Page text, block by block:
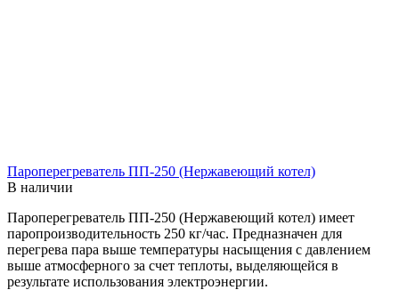
Пароперегреватель ПП-250 (Нержавеющий котел)
В наличии
Пароперегреватель ПП-250 (Нержавеющий котел) имеет
паропроизводительность 250 кг/час. Предназначен для
перегрева пара выше температуры насыщения с давлением
выше атмосферного за счет теплоты, выделяющейся в
результате использования электроэнергии.